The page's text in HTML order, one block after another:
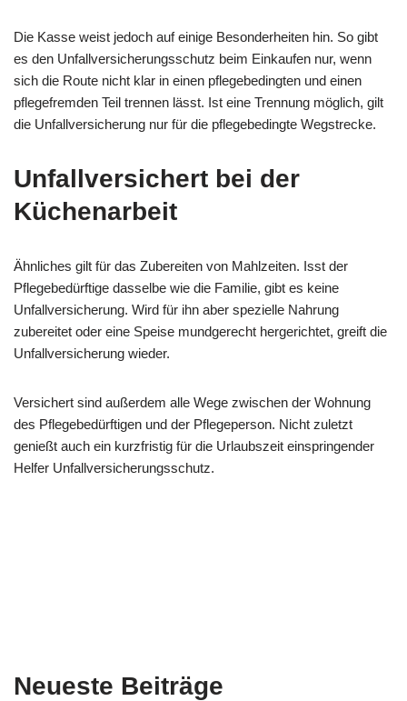
Die Kasse weist jedoch auf einige Besonderheiten hin. So gibt
es den Unfallversicherungsschutz beim Einkaufen nur, wenn
sich die Route nicht klar in einen pflegebedingten und einen
pflegefremden Teil trennen lässt. Ist eine Trennung möglich, gilt
die Unfallversicherung nur für die pflegebedingte Wegstrecke.
Unfallversichert bei der
Küchenarbeit
Ähnliches gilt für das Zubereiten von Mahlzeiten. Isst der
Pflegebedürftige dasselbe wie die Familie, gibt es keine
Unfallversicherung. Wird für ihn aber spezielle Nahrung
zubereitet oder eine Speise mundgerecht hergerichtet, greift die
Unfallversicherung wieder.
Versichert sind außerdem alle Wege zwischen der Wohnung
des Pflegebedürftigen und der Pflegeperson. Nicht zuletzt
genießt auch ein kurzfristig für die Urlaubszeit einspringender
Helfer Unfallversicherungsschutz.
Neueste Beiträge